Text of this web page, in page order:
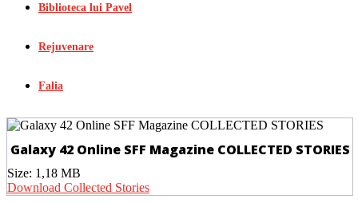
Biblioteca lui Pavel
Rejuvenare
Falia
Galaxy 42 Online SFF Magazine COLLECTED STORIES
Size: 1,18 MB
Download Collected Stories